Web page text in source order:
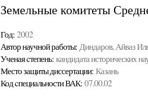
Земельные комитеты
Год: 2002
Автор научной работы: Диндаров, Айваз
Ученая cтепень: кандидата исторических
Место защиты диссертации: Казань
Код cпециальности ВАК: 07.00.02